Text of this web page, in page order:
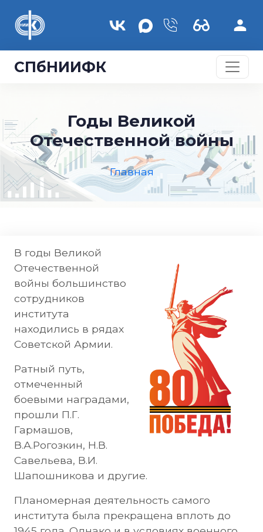
СПбНИИФК
Годы Великой
Отечественной войны
Главная
В годы Великой
Отечественной
войны большинство
сотрудников
института
находились в рядах
Советской Армии.
Ратный путь,
отмеченный
боевыми наградами,
прошли П.Г.
Гармашов,
В.А.Рогозкин, Н.В.
Савельева, В.И.
Шапошникова и другие.
Планомерная деятельность самого
института была прекращена вплоть до